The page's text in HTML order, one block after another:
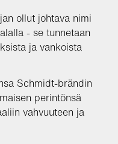
ollut johtava nimi
- se tunnetaan
ja vankoista
Schmidt-brändin
perintönsä
vahvuuteen ja